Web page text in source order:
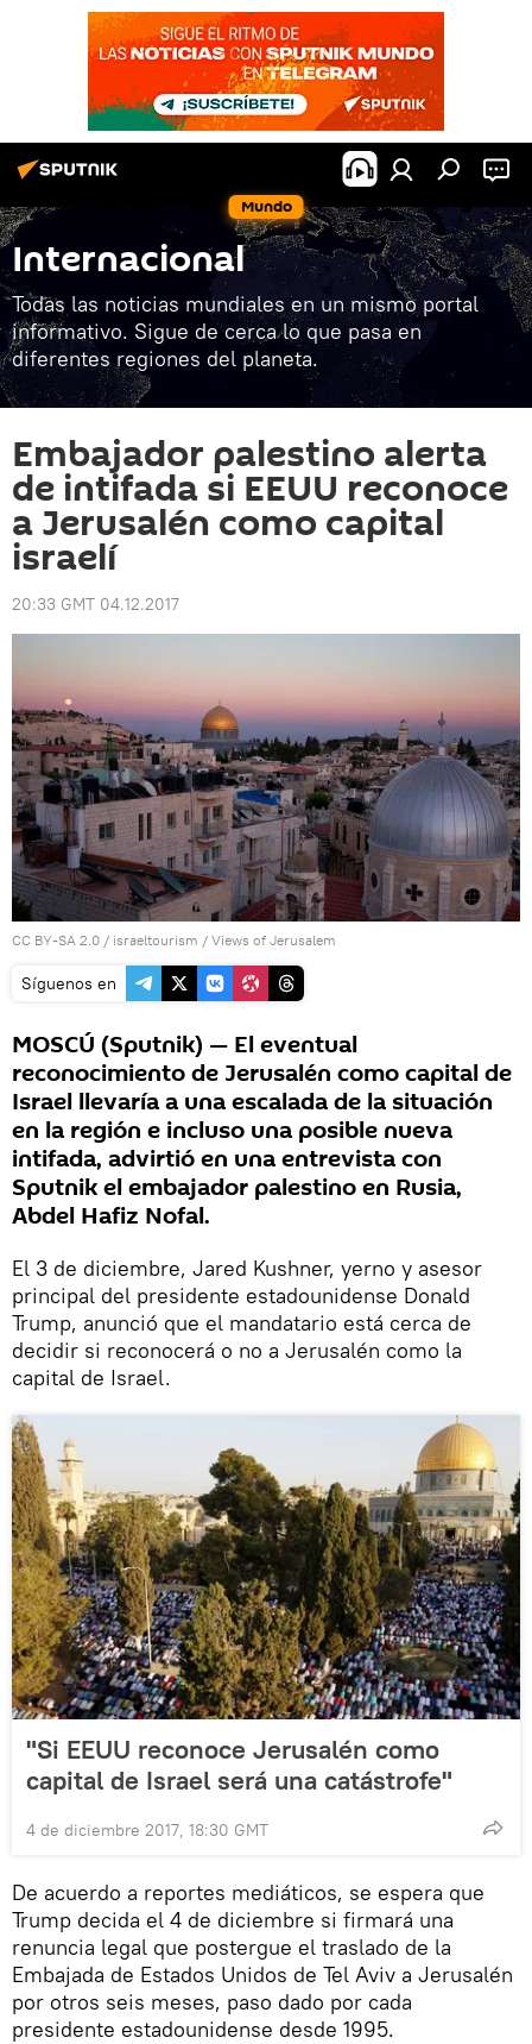
Mundo
Internacional
Todas las noticias mundiales en un mismo portal
informativo. Sigue de cerca lo que pasa en
diferentes regiones del planeta.
Embajador palestino alerta
de intifada si EEUU reconoce
a Jerusalén como capital
israelí
20:33 GMT 04.12.2017
CC BY-SA 2.0 / israeltourism / Views of Jerusalem
Síguenos en
MOSCÚ (Sputnik) — El eventual
reconocimiento de Jerusalén como capital de
Israel llevaría a una escalada de la situación
en la región e incluso una posible nueva
intifada, advirtió en una entrevista con
Sputnik el embajador palestino en Rusia,
Abdel Hafiz Nofal.
El 3 de diciembre, Jared Kushner, yerno y asesor
principal del presidente estadounidense Donald
Trump, anunció que el mandatario está cerca de
decidir si reconocerá o no a Jerusalén como la
capital de Israel.
"Si EEUU reconoce Jerusalén como
capital de Israel será una catástrofe"
4 de diciembre 2017, 18:30 GMT
De acuerdo a reportes mediáticos, se espera que
Trump decida el 4 de diciembre si firmará una
renuncia legal que postergue el traslado de la
Embajada de Estados Unidos de Tel Aviv a Jerusalén
por otros seis meses, paso dado por cada
presidente estadounidense desde 1995.